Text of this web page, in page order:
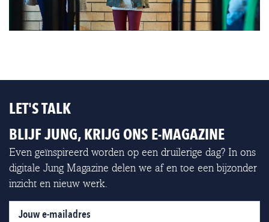
LET'S TALK
BLIJF JUNG, KRIJG ONS E-MAGAZINE
Even geïnspireerd worden op een druilerige dag? In ons
digitale Jung Magazine delen we af en toe een bijzonder
inzicht en nieuw werk.